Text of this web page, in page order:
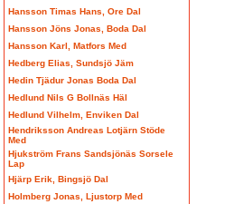
Hansson Timas Hans, Ore Dal
Hansson Jöns Jonas, Boda Dal
Hansson Karl, Matfors Med
Hedberg Elias, Sundsjö Jäm
Hedin Tjädur Jonas Boda Dal
Hedlund Nils G Bollnäs Häl
Hedlund Vilhelm, Enviken Dal
Hendriksson Andreas Lotjärn Stöde
Med
Hjukström Frans Sandsjönäs Sorsele
Lap
Hjärp Erik, Bingsjö Dal
Holmberg Jonas, Ljustorp Med